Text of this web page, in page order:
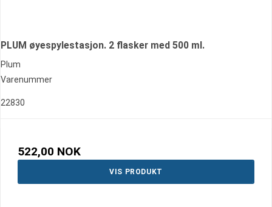
PLUM øyespylestasjon. 2 flasker med 500 ml.
Plum
Varenummer
22830
522,00 NOK
VIS PRODUKT